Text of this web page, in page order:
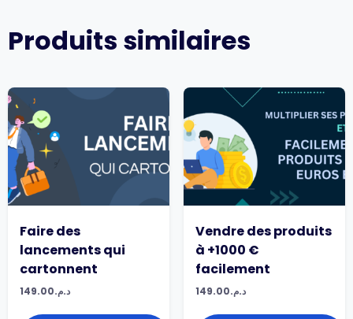
Produits similaires
Faire des
lancements qui
cartonnent
د.م.149.00
Vendre des produits
à +1000 €
facilement
د.م.149.00